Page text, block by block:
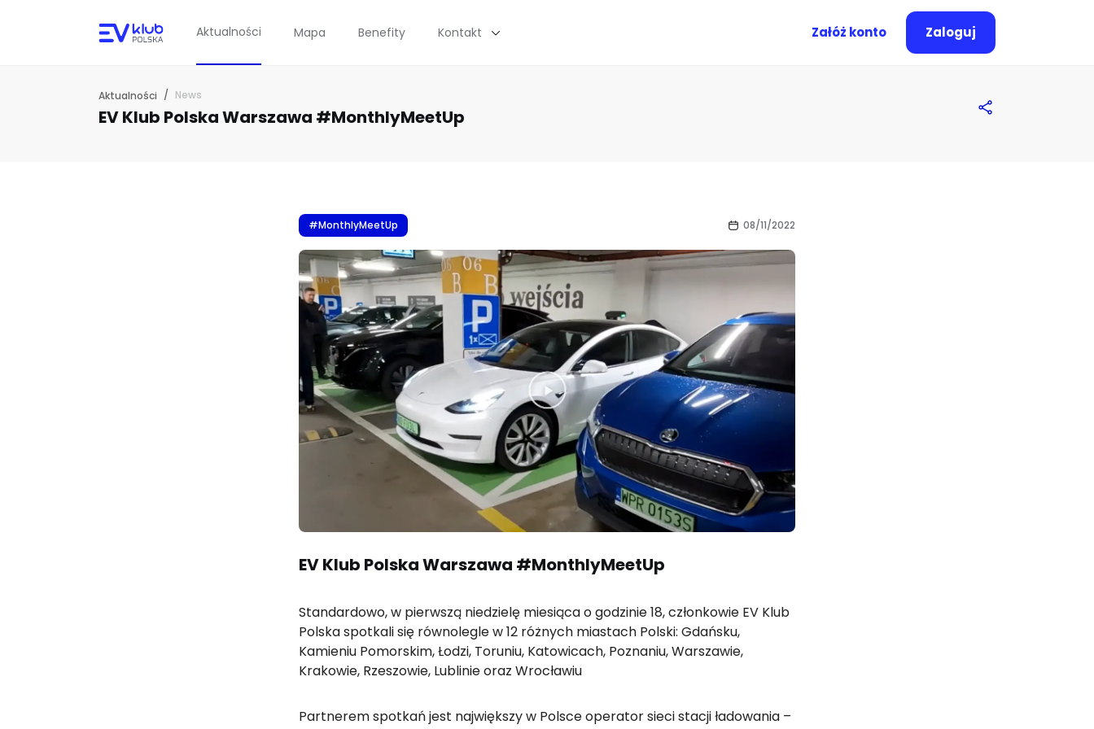
Aktualności Mapa Benefity Kontakt Załóż konto Zaloguj
Aktualności / News
EV Klub Polska Warszawa #MonthlyMeetUp
#MonthlyMeetUp 08/11/2022
EV Klub Polska Warszawa #MonthlyMeetUp
Standardowo, w pierwszą niedzielę miesiąca o godzinie 18, członkowie EV Klub
Polska spotkali się równolegle w 12 różnych miastach Polski: Gdańsku,
Kamieniu Pomorskim, Łodzi, Toruniu, Katowicach, Poznaniu, Warszawie,
Krakowie, Rzeszowie, Lublinie oraz Wrocławiu
Partnerem spotkań jest największy w Polsce operator sieci stacji ładowania –